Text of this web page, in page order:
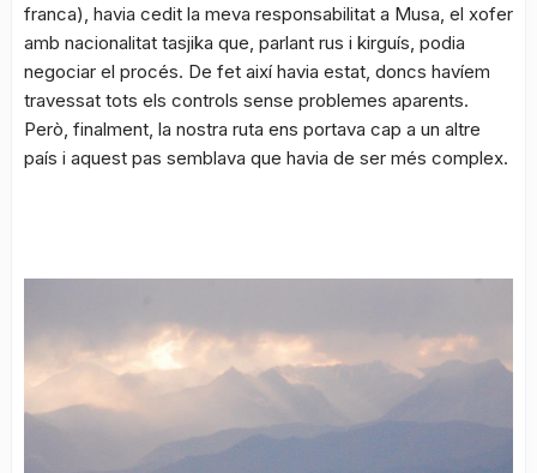
franca), havia cedit la meva responsabilitat a Musa, el xofer
amb nacionalitat tasjika que, parlant rus i kirguís, podia
negociar el procés. De fet així havia estat, doncs havíem
travessat tots els controls sense problemes aparents.
Però, finalment, la nostra ruta ens portava cap a un altre
país i aquest pas semblava que havia de ser més complex.